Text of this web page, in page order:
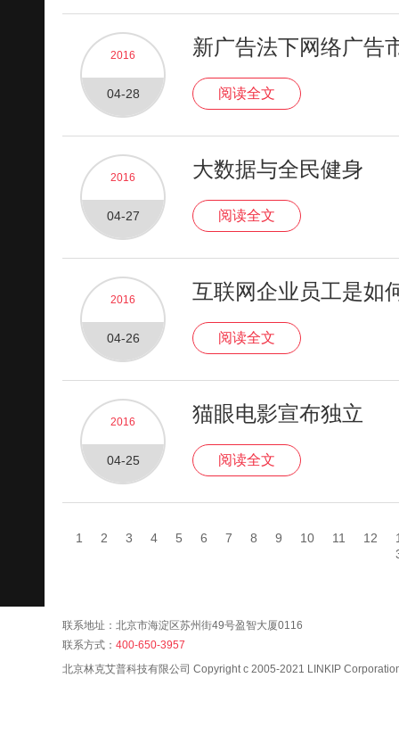
2016
04-28
新广告法下网络广告
阅读全文
2016
04-27
大数据与全民健身
阅读全文
2016
04-26
互联网企业员工是如
阅读全文
2016
04-25
猫眼电影宣布独立
阅读全文
1 2 3 4 5 6 7 8 9 10 11 12
联系地址：北京市海淀区苏州街49号盈智大厦0116
联系方式： 400-650-3957
北京林克艾普科技有限公司 Copyright c 2005-2021 LINKIP